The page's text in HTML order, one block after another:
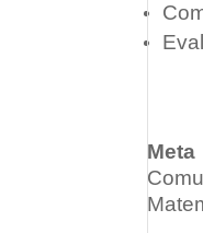
Meta